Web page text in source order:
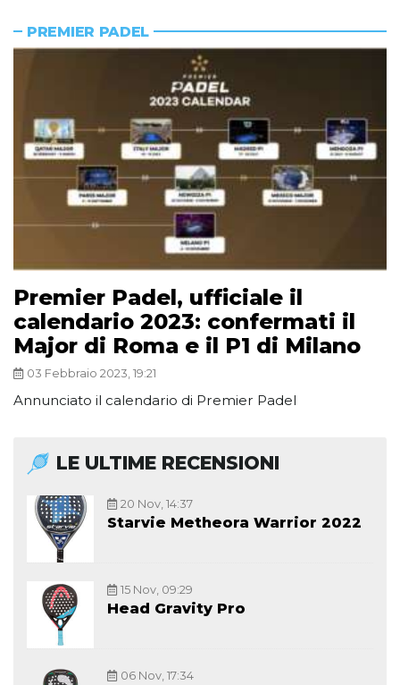
PREMIER PADEL
Premier Padel, ufficiale il
calendario 2023: confermati il
Major di Roma e il P1 di Milano
03 Febbraio 2023, 19:21
Annunciato il calendario di Premier Padel
LE ULTIME RECENSIONI
20 Nov, 14:37
Starvie Metheora Warrior 2022
15 Nov, 09:29
Head Gravity Pro
06 Nov, 17:34